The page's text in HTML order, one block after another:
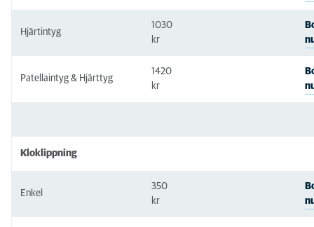
Hjärtintyg
1030
kr
Patellaintyg & Hjärttyg
1420
kr
Kloklippning
Enkel
350
kr